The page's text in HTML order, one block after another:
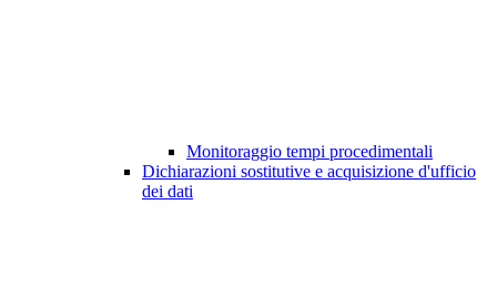
Monitoraggio tempi procedimentali
Dichiarazioni sostitutive e acquisizione d'ufficio
dei dati